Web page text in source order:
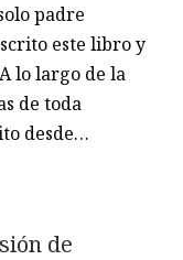
padre
este libro y
lo largo de la
de toda
desde…
de